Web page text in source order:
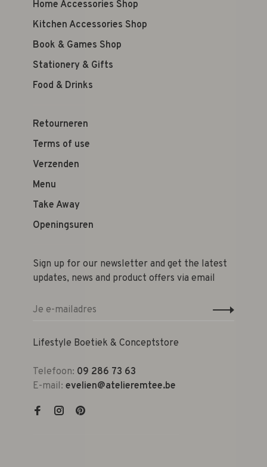
Home Accessories Shop
Kitchen Accessories Shop
Book & Games Shop
Stationery & Gifts
Food & Drinks
Retourneren
Terms of use
Verzenden
Menu
Take Away
Openingsuren
Sign up for our newsletter and get the latest
updates, news and product offers via email
Lifestyle Boetiek & Conceptstore
Telefoon: 09 286 73 63
E-mail: evelien@atelieremtee.be